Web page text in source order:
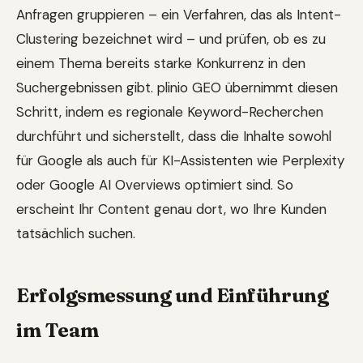
Anfragen gruppieren – ein Verfahren, das als Intent-
Clustering bezeichnet wird – und prüfen, ob es zu
einem Thema bereits starke Konkurrenz in den
Suchergebnissen gibt. plinio GEO übernimmt diesen
Schritt, indem es regionale Keyword-Recherchen
durchführt und sicherstellt, dass die Inhalte sowohl
für Google als auch für KI-Assistenten wie Perplexity
oder Google AI Overviews optimiert sind. So
erscheint Ihr Content genau dort, wo Ihre Kunden
tatsächlich suchen.
Erfolgsmessung und Einführung
im Team